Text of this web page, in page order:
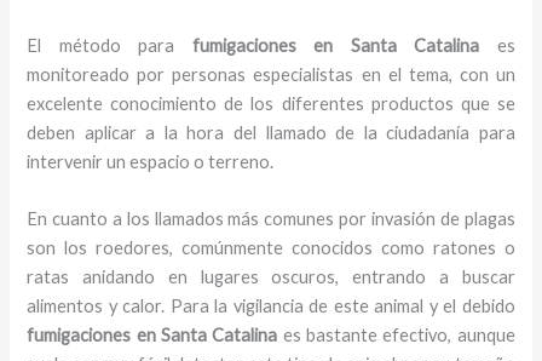
El método para fumigacionesen Santa Catalina es
monitoreado por personas especialistas en el tema, con un
excelente conocimiento de los diferentes productos que se
deben aplicar a la hora del llamado de la ciudadanía para
intervenir un espacio o terreno.
En cuanto a los llamados más comunes por invasión de plagas
son los roedores, comúnmente conocidos como ratones o
ratas anidando en lugares oscuros, entrando a buscar
alimentos y calor. Para la vigilancia de este animal y el debido
fumigaciones en Santa Catalina es bastante efectivo, aunque